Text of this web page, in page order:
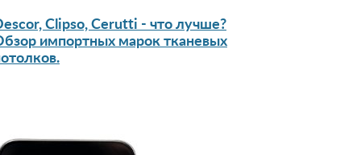
Clipso, Cerutti - что лучше?
импортных марок тканевых